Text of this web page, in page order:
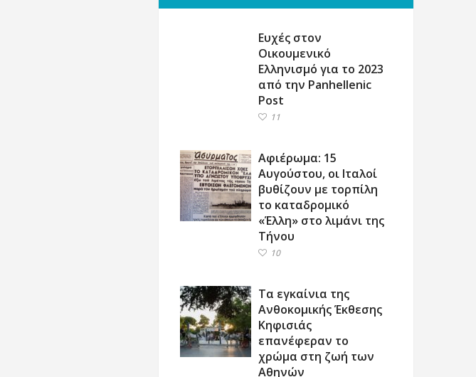
Ευχές στον
Οικουμενικό
Ελληνισμό για το 2023
από την Panhellenic
Post
11
Αφιέρωμα: 15
Αυγούστου, οι Ιταλοί
βυθίζουν με τορπίλη
το καταδρομικό
«Έλλη» στο λιμάνι της
Τήνου
10
Τα εγκαίνια της
Ανθοκομικής Έκθεσης
Κηφισιάς
επανέφεραν το
χρώμα στη ζωή των
Αθηνών